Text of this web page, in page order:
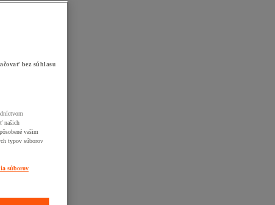
bez súhlasu
našich
vašim
typov súborov
súborov